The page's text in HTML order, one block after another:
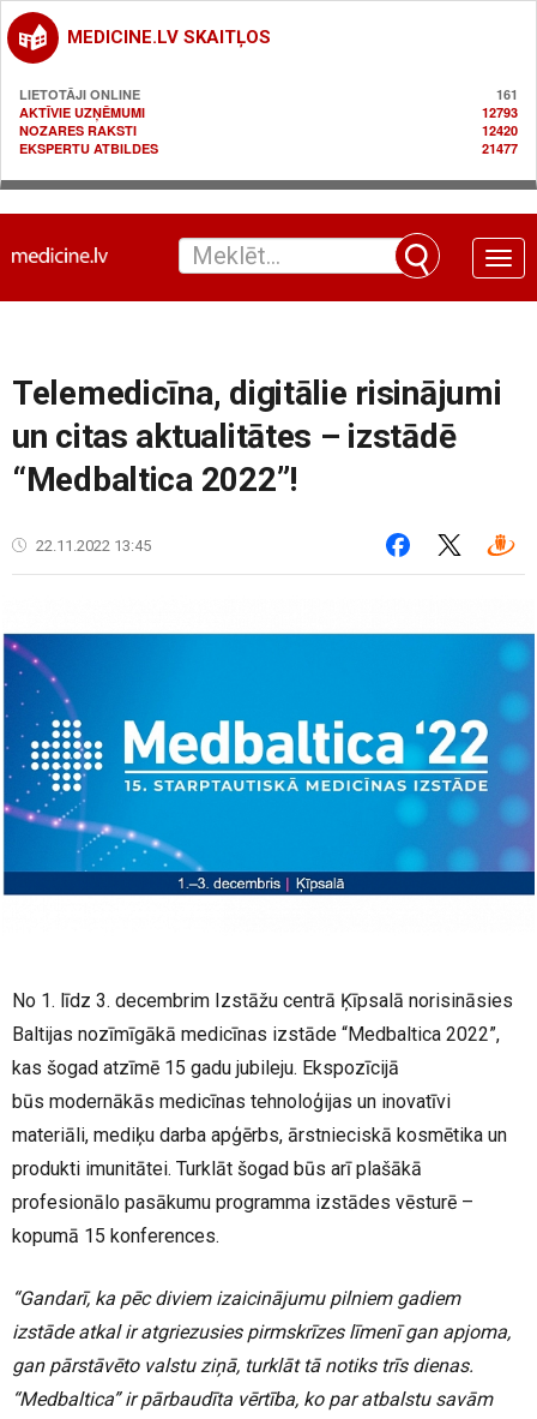
MEDICINE.LV SKAITĻOS
LIETOTĀJI ONLINE
161
AKTĪVIE UZŅĒMUMI
12793
NOZARES RAKSTI
12420
EKSPERTU ATBILDES
21477
Toggle
Telemedicīna, digitālie risinājumi
un citas aktualitātes – izstādē
“Medbaltica 2022”!
22.11.2022 13:45
No 1. līdz 3. decembrim Izstāžu centrā Ķīpsalā norisināsies
Baltijas nozīmīgākā medicīnas izstāde “Medbaltica 2022”,
kas šogad atzīmē 15 gadu jubileju. Ekspozīcijā
būs modernākās medicīnas tehnoloģijas un inovatīvi
materiāli, mediķu darba apģērbs, ārstnieciskā kosmētika un
produkti imunitātei. Turklāt šogad būs arī plašākā
profesionālo pasākumu programma izstādes vēsturē –
kopumā 15 konferences.
“Gandarī, ka pēc diviem izaicinājumu pilniem gadiem
izstāde atkal ir atgriezusies pirmskrīzes līmenī gan apjoma,
gan pārstāvēto valstu ziņā, turklāt tā notiks trīs dienas.
“Medbaltica” ir pārbaudīta vērtība, ko par atbalstu savām